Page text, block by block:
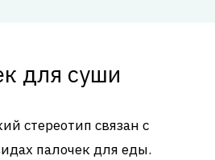
для суши
стереотип связан с
палочек для еды.